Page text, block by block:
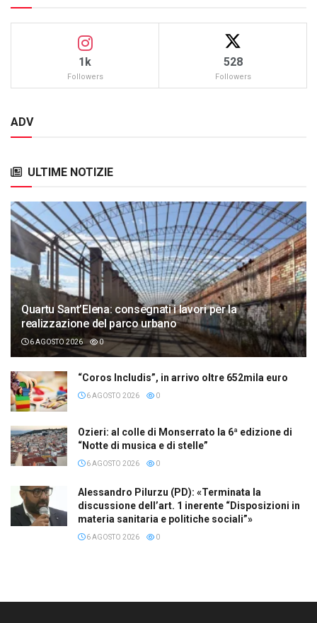
1k
Followers
528
Followers
ADV
ULTIME NOTIZIE
Quartu Sant’Elena: consegnati i lavori per la
realizzazione del parco urbano
6 AGOSTO 2026 0
“Coros Includis”, in arrivo oltre 652mila euro
6 AGOSTO 2026 0
Ozieri: al colle di Monserrato la 6ª edizione di
“Notte di musica e di stelle”
6 AGOSTO 2026 0
Alessandro Pilurzu (PD): «Terminata la
discussione dell’art. 1 inerente “Disposizioni in
materia sanitaria e politiche sociali”»
6 AGOSTO 2026 0